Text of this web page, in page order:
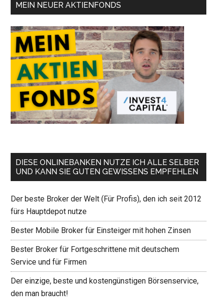
MEIN NEUER AKTIENFONDS
DIESE ONLINEBANKEN NUTZE ICH ALLE SELBER
UND KANN SIE GUTEN GEWISSENS EMPFEHLEN
Der beste Broker der Welt (Für Profis), den ich seit 2012
fürs Hauptdepot nutze
Bester Mobile Broker für Einsteiger mit hohen Zinsen
Bester Broker für Fortgeschrittene mit deutschem
Service und für Firmen
Der einzige, beste und kostengünstigen Börsenservice,
den man braucht!